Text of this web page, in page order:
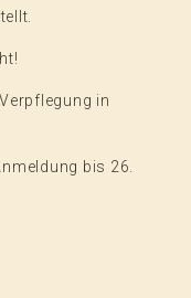
in
bis 26.